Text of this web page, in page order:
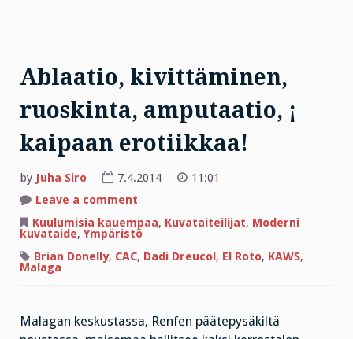
Ablaatio, kivittäminen,
ruoskinta, amputaatio, ¡
kaipaan erotiikkaa!
by Juha Siro 7.4.2014
11:01
Leave a comment
kivittäminen,
ruoskinta,
kaipaan
Kuulumisia kauempaa, Kuvataiteilijat, Moderni
kuvataide, Ympäristö
Brian Donelly, CAC, Dadi Dreucol, El Roto, KAWS,
Malaga
Malagan keskustassa, Renfen päätepysäkiltä